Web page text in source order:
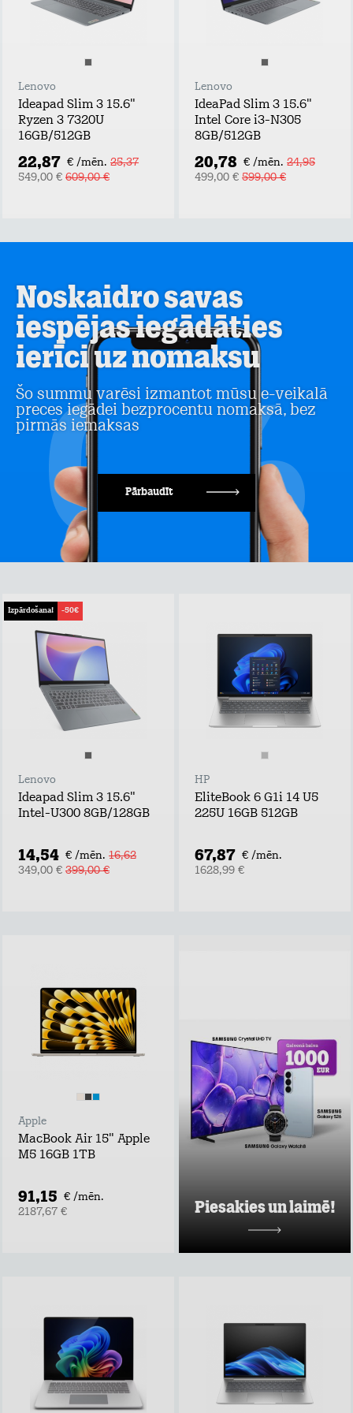
Lenovo
Ideapad Slim 3 15.6"
Ryzen 3 7320U
16GB/512GB
22,87 € /mēn. 25,37
549,00 € 609,00 €
Lenovo
IdeaPad Slim 3 15.6"
Intel Core i3-N305
8GB/512GB
20,78 € /mēn. 24,95
499,00 € 599,00 €
Noskaidro savas
iespējas iegādāties
ierīci uz nomaksu
Šo summu varēsi izmantot mūsu e-veikalā
preces iegādei bezprocentu nomaksā, bez
pirmās iemaksas
Pārbaudīt
Izpārdošana! -50€
Lenovo
Ideapad Slim 3 15.6"
Intel-U300 8GB/128GB
14,54 € /mēn. 16,62
349,00 € 399,00 €
HP
EliteBook 6 G1i 14 U5
225U 16GB 512GB
67,87 € /mēn.
1628,99 €
Apple
MacBook Air 15" Apple
M5 16GB 1TB
91,15 € /mēn.
2187,67 €
Piesakies un laimē!
plānu un mājas
interneta
piedāvājumus pie
Tele2 un piedalies
vērtīgu baltvu
Uzzināt vairāk